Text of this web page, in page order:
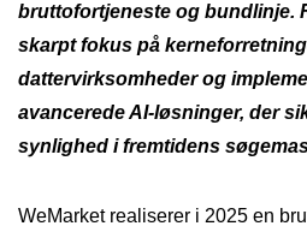
bruttofortjeneste og bundlinje.
skarpt fokus på
dattervirksomheder og
avancerede AI-løsninger, der
synlighed i fremtidens
WeMarket realiserer i 2025 en